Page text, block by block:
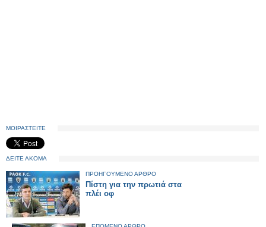
ΜΟΙΡΑΣΤΕΙΤΕ
ΔΕΙΤΕ ΑΚΟΜΑ
ΠΡΟΗΓΟΥΜΕΝΟ ΑΡΘΡΟ
Πίστη για την πρωτιά στα
πλέι οφ